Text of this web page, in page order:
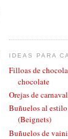
IDEAS PARA
Filloas de
chocolate
Orejas de
Buñuelos al
(Beignets)
Buñuelos de